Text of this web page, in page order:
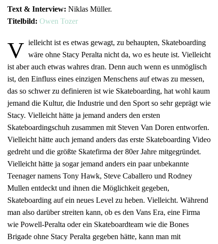
Text & Interview: Niklas Müller.
Titelbild: Owen Tozer
V ielleicht ist es etwas gewagt, zu behaupten, Skateboarding
wäre ohne Stacy Peralta nicht da, wo es heute ist. Vielleicht
ist aber auch etwas wahres dran. Denn auch wenn es unmöglisch
ist, den Einfluss eines einzigen Menschens auf etwas zu messen,
das so schwer zu definieren ist wie Skateboarding, hat wohl kaum
jemand die Kultur, die Industrie und den Sport so sehr geprägt wie
Stacy. Vielleicht hätte ja jemand anders den ersten
Skateboardingschuh zusammen mit Steven Van Doren entworfen.
Vielleicht hätte auch jemand anders das erste Skateboarding Video
gedreht und die größte Skatefirma der 80er Jahre mitgegründet.
Vielleicht hätte ja sogar jemand anders ein paar unbekannte
Teenager namens Tony Hawk, Steve Caballero und Rodney
Mullen entdeckt und ihnen die Möglichkeit gegeben,
Skateboarding auf ein neues Level zu heben. Vielleicht. Während
man also darüber streiten kann, ob es den Vans Era, eine Firma
wie Powell-Peralta oder ein Skateboardteam wie die Bones
Brigade ohne Stacy Peralta gegeben hätte, kann man mit